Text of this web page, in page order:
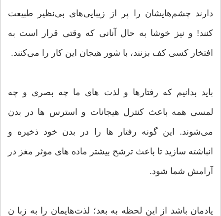
دارند چشم‌هایشان را پر از زیبایی‌های بی‌نظیر طبیعت
کنند! و نیز خوشا به حال آنانی که وقتی قرار است به
افتخار کسی کف بزنند، با شور هیجان این کار را می‌کنند.
باید بدانیم که رفتارها و لذت های ما چه بصری و چه
لمسی همه باعث کنترل هیجانات و استرس ها در بدن
می‌شوند. این گونه رفتار ها را در بدن خود ذخیره و
انباشته سازید تا باعث ترشح بیشتر ماده های موثر مغز در
آرامش شما شود.
یادمان باشد از این لحظه به بعد؛ لذت‌هایمان را به زبا ن